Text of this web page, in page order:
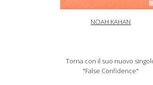
NOAH KAHAN
Torna con il suo nuovo
"False Confidence"